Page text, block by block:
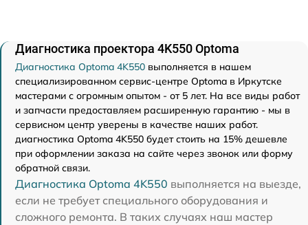
Диагностика проектора 4K550 Optoma
Диагностика Optoma 4K550 выполняется в нашем
специализированном сервис-центре Optoma в Иркутске
мастерами с огромным опытом - от 5 лет. На все виды работ
и запчасти предоставляем расширенную гарантию - мы в
сервисном центр уверены в качестве наших работ.
диагностика Optoma 4K550 будет стоить на 15% дешевле
при оформлении заказа на сайте через звонок или форму
обратной связи.
Диагностика Optoma 4K550 выполняется на выезде,
если не требует специального оборудования и
сложного ремонта. В таких случаях наш мастер